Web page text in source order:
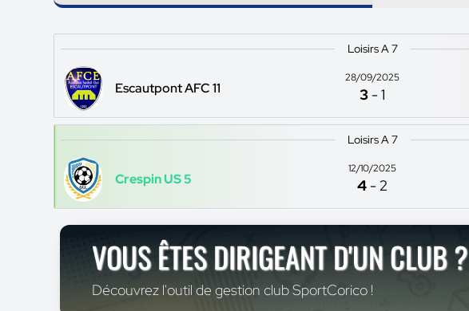
Loisirs A 7
Escautpont AFC 11
28/09/2025
3 -1
Loisirs A 7
Crespin US 5
12/10/2025
4 -2
VOUS ÊTES DIRIGEANT D'UN CLUB ?
Découvrez l'outil de gestion club SportCorico !